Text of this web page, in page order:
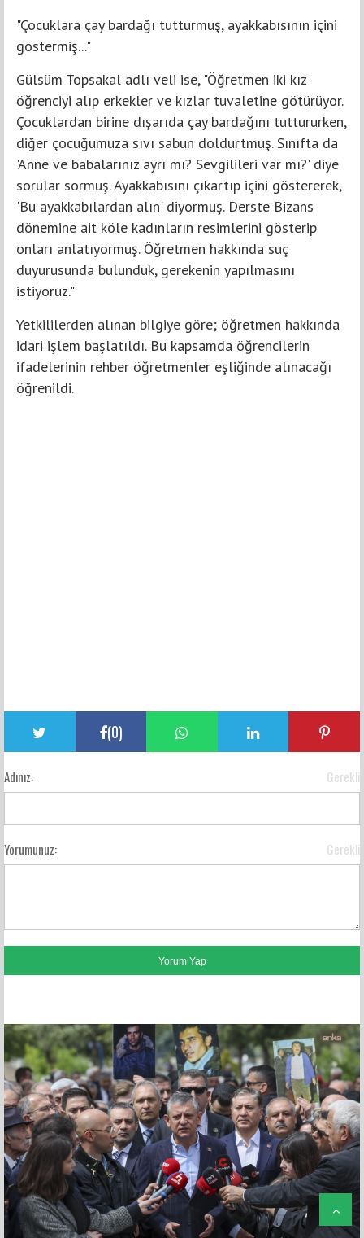
"Çocuklara çay bardağı tutturmuş, ayakkabısının içini
göstermiş..."
Gülsüm Topsakal adlı veli ise, "Öğretmen iki kız
öğrenciyi alıp erkekler ve kızlar tuvaletine götürüyor.
Çocuklardan birine dışarıda çay bardağını tuttururken,
diğer çocuğumuza sıvı sabun doldurtmuş. Sınıfta da
'Anne ve babalarınız ayrı mı? Sevgilileri var mı?' diye
sorular sormuş. Ayakkabısını çıkartıp içini göstererek,
'Bu ayakkabılardan alın' diyormuş. Derste Bizans
dönemine ait köle kadınların resimlerini gösterip
onları anlatıyormuş. Öğretmen hakkında suç
duyurusunda bulunduk, gerekenin yapılmasını
istiyoruz."
Yetkililerden alınan bilgiye göre; öğretmen hakkında
idari işlem başlatıldı. Bu kapsamda öğrencilerin
ifadelerinin rehber öğretmenler eşliğinde alınacağı
öğrenildi.
(0)
Adınız: Gerekli
Yorumunuz: Gerekli
FACEBOOK YORUMLARI